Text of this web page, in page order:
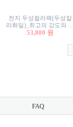
전지 두성컬러팩(두성칼
라화일)_최고의 강도와 평
활성을 지닌 다양한 컬러
53,800 원
FAQ